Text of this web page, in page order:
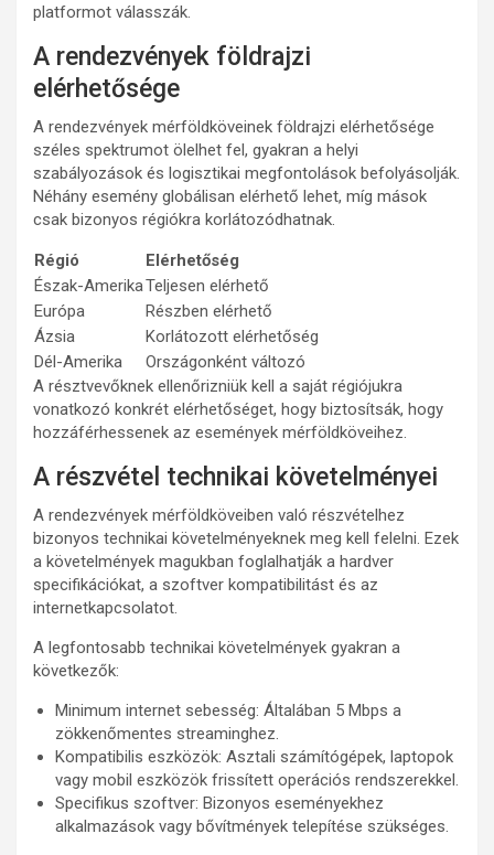
platformot válasszák.
A rendezvények földrajzi
elérhetősége
A rendezvények mérföldköveinek földrajzi elérhetősége
széles spektrumot ölelhet fel, gyakran a helyi
szabályozások és logisztikai megfontolások befolyásolják.
Néhány esemény globálisan elérhető lehet, míg mások
csak bizonyos régiókra korlátozódhatnak.
Régió
Elérhetőség
Észak-AmerikaTeljesen elérhető
Európa
Részben elérhető
Ázsia
Korlátozott elérhetőség
Dél-Amerika
Országonként változó
A résztvevőknek ellenőrizniük kell a saját régiójukra
vonatkozó konkrét elérhetőséget, hogy biztosítsák, hogy
hozzáférhessenek az események mérföldköveihez.
A részvétel technikai követelményei
A rendezvények mérföldköveiben való részvételhez
bizonyos technikai követelményeknek meg kell felelni. Ezek
a követelmények magukban foglalhatják a hardver
specifikációkat, a szoftver kompatibilitást és az
internetkapcsolatot.
A legfontosabb technikai követelmények gyakran a
következők:
Minimum internet sebesség: Általában 5 Mbps a
zökkenőmentes streaminghez.
Kompatibilis eszközök: Asztali számítógépek, laptopok
vagy mobil eszközök frissített operációs rendszerekkel.
Specifikus szoftver: Bizonyos eseményekhez
alkalmazások vagy bővítmények telepítése szükséges.